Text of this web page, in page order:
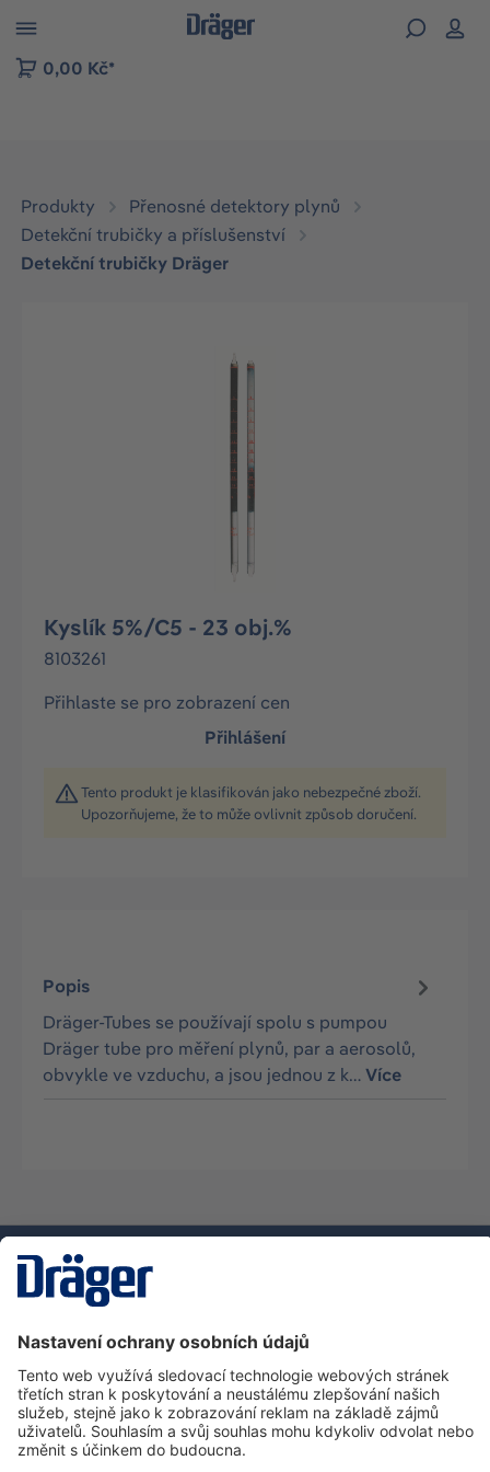
to B2B platform navigation
0,00 Kč*
Produkty
Přenosné detektory plynů
Detekční trubičky a příslušenství
Detekční trubičky Dräger
Přeskočit galerii obrázků
Kyslík 5%/C5 - 23 obj.%
8103261
Přihlaste se pro zobrazení cen
Přihlášení
Tento produkt je klasifikován jako nebezpečné zboží.
Upozorňujeme, že to může ovlivnit způsob doručení.
Popis
Dräger-Tubes se používají spolu s pumpou
Dräger tube pro měření plynů, par a aerosolů,
obvykle ve vzduchu, a jsou jednou z k…Více
Zákaznická infolinka
O společnosti Dräger
Informace